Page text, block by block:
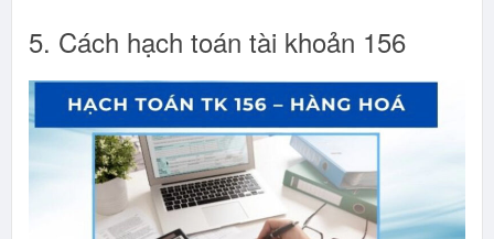
5. Cách hạch toán tài khoản 156